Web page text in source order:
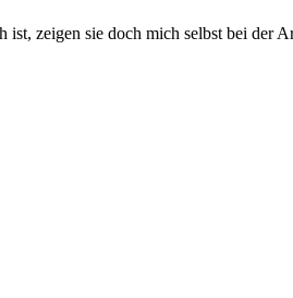
ist, zeigen sie doch mich selbst bei der